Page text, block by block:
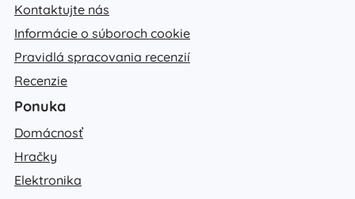
Kontaktujte nás
Informácie o súboroch cookie
Pravidlá spracovania recenzií
Recenzie
Ponuka
Domácnosť
Hračky
Elektronika